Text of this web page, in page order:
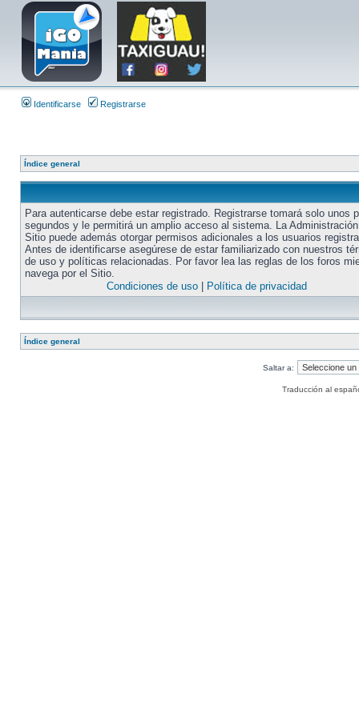
Identificarse Registrarse
Índice general
Para autenticarse debe estar registrado. Registrarse tomará solo unos
segundos y le permitirá un amplio acceso al sistema. La
Sitio puede además otorgar permisos adicionales a los usuarios
Antes de identificarse asegúrese de estar familiarizado con nuestros
de uso y políticas relacionadas. Por favor lea las reglas de los foros
navega por el Sitio.
Condiciones de uso| Política de privacidad
Índice general
Saltar a:
Traducción al